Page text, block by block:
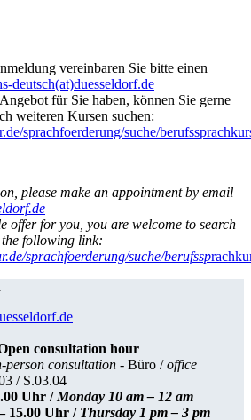
vereinbaren Sie bitte einen
deutsch(at)duesseldorf.de
für Sie haben, können Sie gerne
weiteren Kursen suchen:
sprachfoerderung/suche/
please make an appointment by email
offer for you, you are welcome to search
following link:
sprachfoerderung/suche/berufssp
consultation hour
person consultation - Büro /office
/ S.03.04
Uhr / Monday 10 am – 12 am
15.00 Uhr / Thursday 1 pm – 3 pm